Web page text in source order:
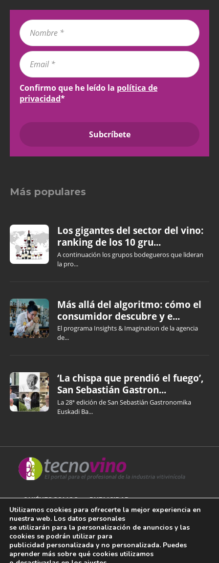
Confirmo que he leído la política de
privacidad*
Más populares
Los gigantes del sector del vino:
ranking de los 10 gru...
A continuación los grupos bodegueros que lideran
la pro...
Más allá del algoritmo: cómo el
consumidor descubre y e...
El programa Insights & Imagination de la agencia
de...
‘La chispa que prendió el fuego’,
San Sebastián Gastron...
La 28ª edición de San Sebastián Gastronomika
Euskadi Ba...
QUIÉNES SOMOS PUBLICIDAD
AVISO LEGAL
POLÍTICA DE COOKIES
POLÍTICA DE PRIVACIDAD
Utilizamos cookies para ofrecerte la mejor experiencia en
nuestra web. Los datos personales
se utilizarán para la personalización de anuncios y las
cookies se podrán utilizar para
publicidad personalizada y no personalizada. Puedes
aprender más sobre qué cookies utilizamos